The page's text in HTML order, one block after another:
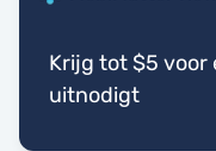
Krijg tot $5 voor
uitnodigt